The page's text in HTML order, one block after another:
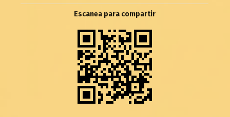
Escanea para compartir